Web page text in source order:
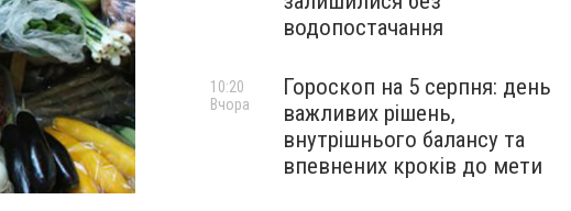
водопостачання
Гороскоп на 5 серпня: день
важливих рішень,
внутрішнього балансу та
впевнених кроків до мети
10:20
Вчора